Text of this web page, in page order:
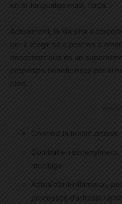
en el llenguatge maia, força.
Actualment, la Xia s’ha
per a afegir-se a postres o
descobert que és un
propietats beneficioses per al
elles:
Controla la tensió arterial
Combat el
mucílags
Actua d’antiinflamatori,
processos d’artrosis i